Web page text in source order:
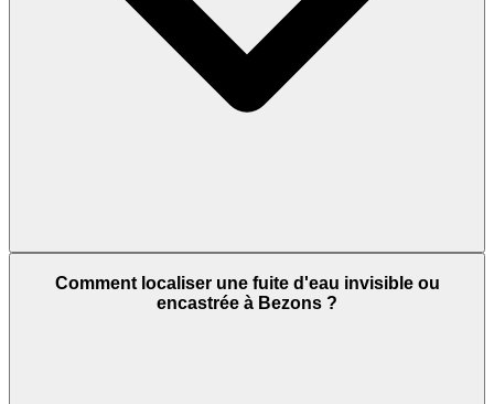
Comment localiser une fuite d'eau invisible ou
encastrée à Bezons ?